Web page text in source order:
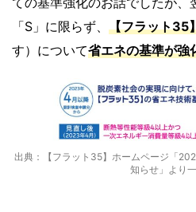
「S」に限らず、 【フラット35
す）について省エネの基準が強
出典：【フラット35】ホームページ「
知らせ」より